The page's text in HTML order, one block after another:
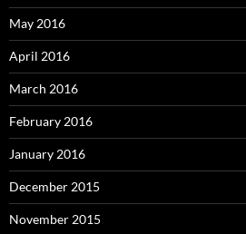
May 2016
April 2016
March 2016
February 2016
January 2016
December 2015
November 2015